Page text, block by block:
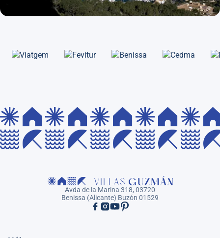
Avda de la Marina 318, 03720
Benissa (Alicante) Buzón 01529